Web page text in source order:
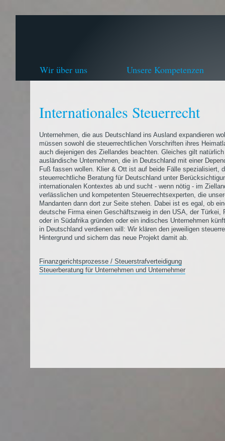
Wir über uns Unsere Kompetenzen
Internationales Steuerrecht
Unternehmen, die aus Deutschland ins Ausland expandieren
müssen sowohl die steuerrechtlichen Vorschriften ihres
auch diejenigen des Ziellandes beachten. Gleiches gilt
ausländische Unternehmen, die in Deutschland mit einer
Fuß fassen wollen. Klier & Ott ist auf beide Fälle spezialisiert,
steuerrechtliche Beratung für Deutschland unter
internationalen Kontextes ab und sucht - wenn nötig - im
verlässlichen und kompetenten Steuerrechtsexperten, die
Mandanten dann dort zur Seite stehen. Dabei ist es egal, ob
deutsche Firma einen Geschäftszweig in den USA, der Türkei,
oder in Südafrika gründen oder ein indisches Unternehmen
in Deutschland verdienen will: Wir klären den jeweiligen
Hintergrund und sichern das neue Projekt damit ab.
Finanzgerichtsprozesse / Steuerstrafverteidigung
Steuerberatung für Unternehmen und Unternehmer